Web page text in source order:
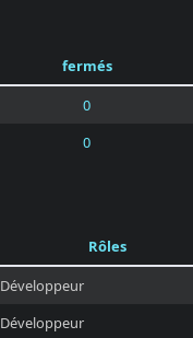
fermés
0
0
Rôles
Développeur
Développeur